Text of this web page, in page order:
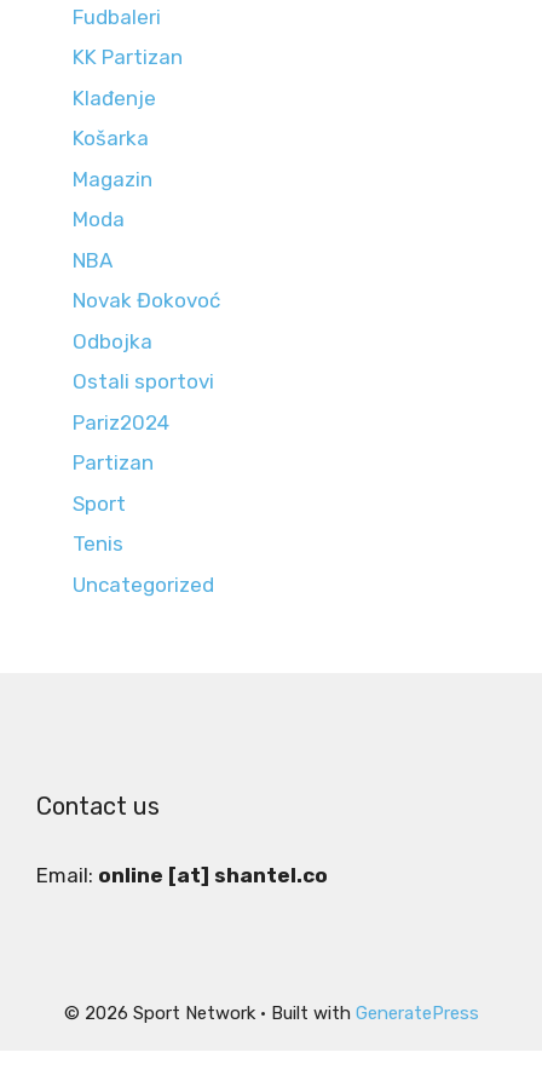
Fudbaleri
KK Partizan
Klađenje
Košarka
Magazin
Moda
NBA
Novak Đokovoć
Odbojka
Ostali sportovi
Pariz2024
Partizan
Sport
Tenis
Uncategorized
Contact us
Email: online [at] shantel.co
© 2026 Sport Network• Built with GeneratePress